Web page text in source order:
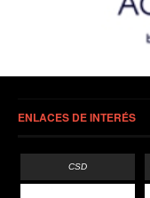
ENLACES DE INTERÉS
CSD